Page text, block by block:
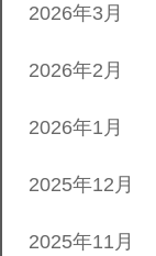
2026年3月
2026年2月
2026年1月
2025年12月
2025年11月